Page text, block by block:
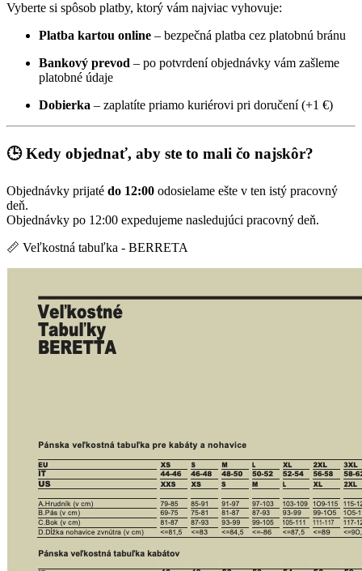
Vyberte si spôsob platby, ktorý vám najviac vyhovuje:
Platba kartou online – bezpečná platba cez platobnú bránu
Bankový prevod – po potvrdení objednávky vám zašleme
platobné údaje
Dobierka – zaplatíte priamo kuriérovi pri doručení (+1 €)
🕒 Kedy objednať, aby ste to mali čo najskôr?
Objednávky prijaté do 12:00 odosielame ešte v ten istý pracovný
deň.
Objednávky po 12:00 expedujeme nasledujúci pracovný deň.
📏 Veľkostná tabuľka - BERRETA